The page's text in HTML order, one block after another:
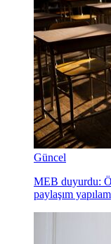
Güncel
MEB duyurdu:
paylaşım